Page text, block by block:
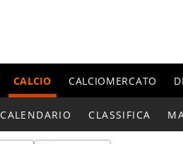
CALCIO CALCIOMERCATO
CALENDARIO CLASSIFICA